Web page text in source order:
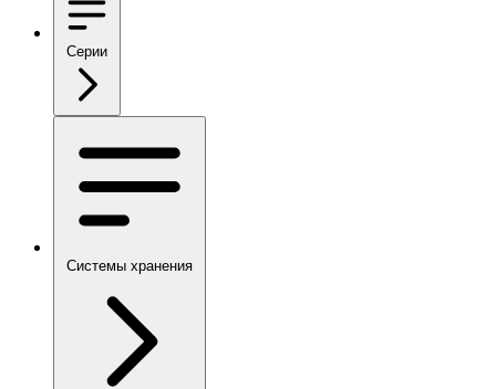
Серии
Системы хранения